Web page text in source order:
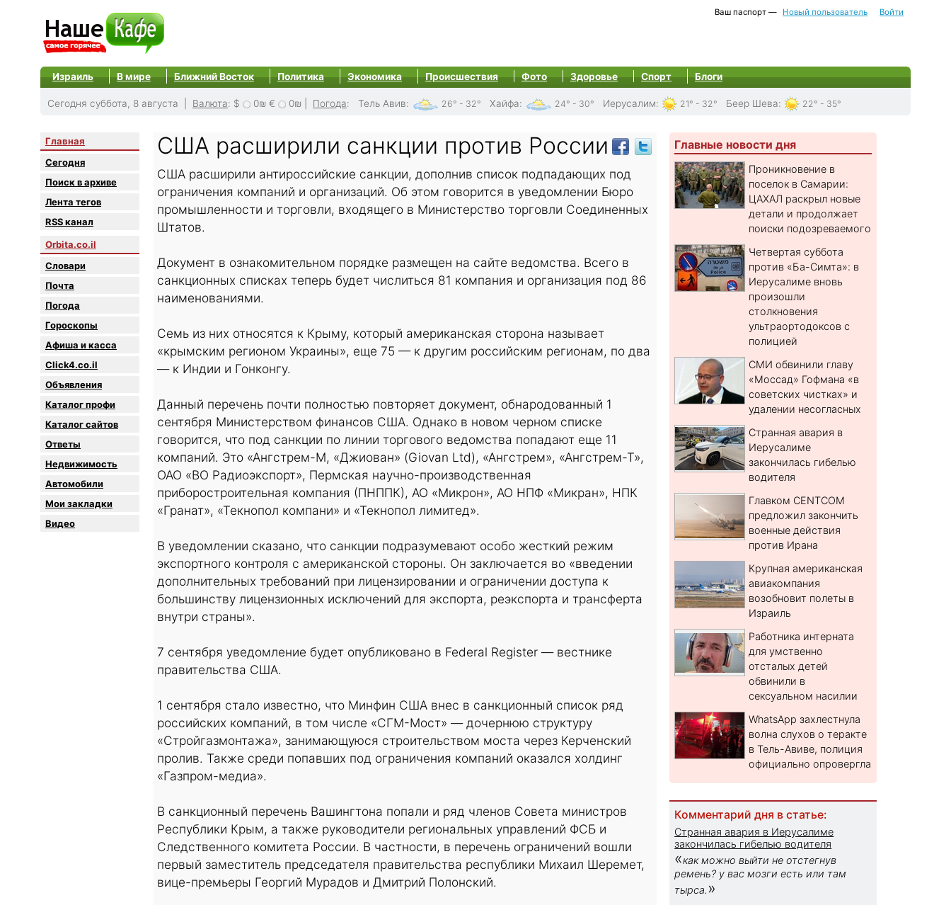
Ваш паспорт — Новый пользователь Войти
Израиль В мире Ближний Восток Политика Экономика Происшествия Фото Здоровье Спорт Блоги
Сегодня суббота, 8 августа | Валюта: $ 0₪ € 0₪ Погода: Тель Авив: 26° - 32° Хайфа: 24° - 30° Иерусалим: 21° - 32° Беер Шева: 22° - 35°
Главная
Сегодня
Поиск в архиве
Лента тегов
RSS канал
Orbita.co.il
Словари
Почта
Погода
Гороскопы
Афиша и касса
Click4.co.il
Объявления
Каталог профи
Каталог сайтов
Oтветы
Недвижимость
Автомобили
Мои закладки
Видео
США расширили санкции против России
США расширили антироссийские санкции, дополнив список подпадающих под
ограничения компаний и организаций. Об этом говорится в уведомлении Бюро
промышленности и торговли, входящего в Министерство торговли Соединенных
Штатов.
Документ в ознакомительном порядке размещен на сайте ведомства. Всего в
санкционных списках теперь будет числиться 81 компания и организация под 86
наименованиями.
Семь из них относятся к Крыму, который американская сторона называет
«крымским регионом Украины», еще 75 — к другим российским регионам, по два
— к Индии и Гонконгу.
Данный перечень почти полностью повторяет документ, обнародованный 1
сентября Министерством финансов США. Однако в новом черном списке
говорится, что под санкции по линии торгового ведомства попадают еще 11
компаний. Это «Ангстрем-М, «Джиован» (Giovan Ltd), «Ангстрем», «Ангстрем-Т»,
ОАО «ВО Радиоэкспорт», Пермская научно-производственная
приборостроительная компания (ПНППК), АО «Микрон», АО НПФ «Микран», НПК
«Гранат», «Текнопол компани» и «Текнопол лимитед».
В уведомлении сказано, что санкции подразумевают особо жесткий режим
экспортного контроля с американской стороны. Он заключается во «введении
дополнительных требований при лицензировании и ограничении доступа к
большинству лицензионных исключений для экспорта, реэкспорта и трансферта
внутри страны».
7 сентября уведомление будет опубликовано в Federal Register — вестнике
правительства США.
1 сентября стало известно, что Минфин США внес в санкционный список ряд
российских компаний, в том числе «СГМ-Мост» — дочернюю структуру
«Стройгазмонтажа», занимающуюся строительством моста через Керченский
пролив. Также среди попавших под ограничения компаний оказался холдинг
«Газпром-медиа».
В санкционный перечень Вашингтона попали и ряд членов Совета министров
Республики Крым, а также руководители региональных управлений ФСБ и
Следственного комитета России. В частности, в перечень ограничений вошли
первый заместитель председателя правительства республики Михаил Шеремет,
вице-премьеры Георгий Мурадов и Дмитрий Полонский.
Главные новости дня
Проникновение в
поселок в Самарии:
ЦАХАЛ раскрыл новые
детали и продолжает
поиски подозреваемого
Четвертая суббота
против «Ба-Симта»: в
Иерусалиме вновь
произошли
столкновения
ультраортодоксов с
полицией
СМИ обвинили главу
«Моссад» Гофмана «в
советских чистках» и
удалении несогласных
Странная авария в
Иерусалиме
закончилась гибелью
водителя
Главком CENTCOM
предложил закончить
военные действия
против Ирана
Крупная американская
авиакомпания
возобновит полеты в
Израиль
Работника интерната
для умственно
отсталых детей
обвинили в
сексуальном насилии
WhatsApp захлестнула
волна слухов о теракте
в Тель-Авиве, полиция
официально опровергла
Комментарий дня в статье:
Странная авария в Иерусалиме
закончилась гибелью водителя
«как можно выйти не отстегнув
ремень? у вас мозги есть или там
тырса. »